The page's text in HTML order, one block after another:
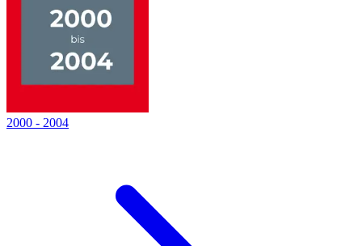
2000 - 2004